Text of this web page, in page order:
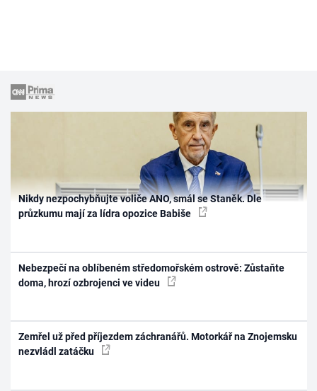
Nikdy nezpochybňujte voliče ANO, smál se Staněk. Dle
průzkumu mají za lídra opozice Babiše
Nebezpečí na oblíbeném středomořském ostrově: Zůstaňte
doma, hrozí ozbrojenci ve videu
Zemřel už před příjezdem záchranářů. Motorkář na Znojemsku
nezvládl zatáčku